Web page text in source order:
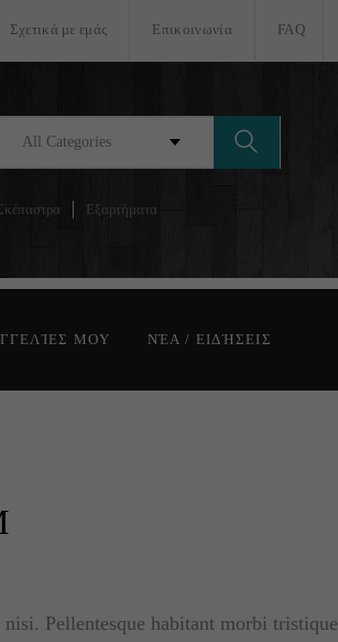
Σχετικά με εμάς Επικοινωνία FAQ
All Categories
Εξαρτήματα
ΜΟΥ ΝΈΑ / ΕΙΔΉΣΕΙΣ
Pellentesque habitant morbi tristique